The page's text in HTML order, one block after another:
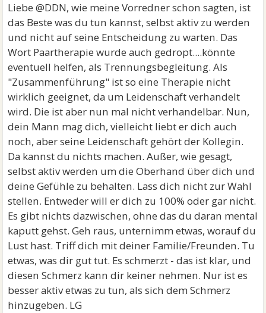
Liebe @DDN, wie meine Vorredner schon sagten, ist
das Beste was du tun kannst, selbst aktiv zu werden
und nicht auf seine Entscheidung zu warten. Das
Wort Paartherapie wurde auch gedropt....könnte
eventuell helfen, als Trennungsbegleitung. Als
"Zusammenführung" ist so eine Therapie nicht
wirklich geeignet, da um Leidenschaft verhandelt
wird. Die ist aber nun mal nicht verhandelbar. Nun,
dein Mann mag dich, vielleicht liebt er dich auch
noch, aber seine Leidenschaft gehört der Kollegin.
Da kannst du nichts machen. Außer, wie gesagt,
selbst aktiv werden um die Oberhand über dich und
deine Gefühle zu behalten. Lass dich nicht zur Wahl
stellen. Entweder will er dich zu 100% oder gar nicht.
Es gibt nichts dazwischen, ohne das du daran mental
kaputt gehst. Geh raus, unternimm etwas, worauf du
Lust hast. Triff dich mit deiner Familie/Freunden. Tu
etwas, was dir gut tut. Es schmerzt - das ist klar, und
diesen Schmerz kann dir keiner nehmen. Nur ist es
besser aktiv etwas zu tun, als sich dem Schmerz
hinzugeben. LG